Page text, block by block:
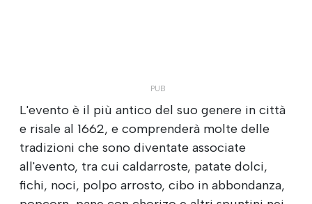
L'evento è il più antico del suo genere in città
e risale al 1662, e comprenderà molte delle
tradizioni che sono diventate associate
all'evento, tra cui caldarroste, patate dolci,
fichi, noci, polpo arrosto, cibo in abbondanza,